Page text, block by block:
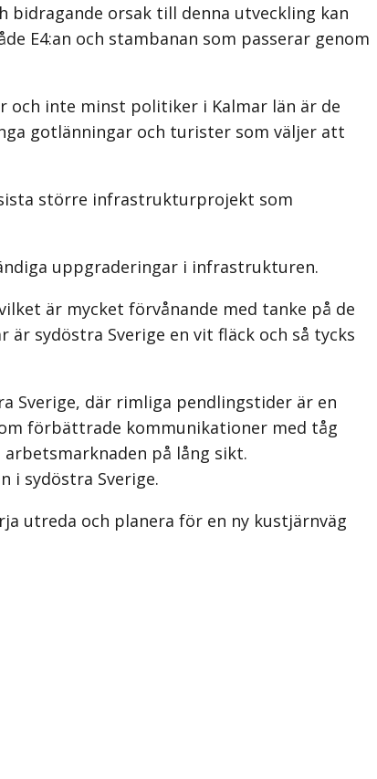
bidragande orsak till denna utveckling kan
E4:an och stambanan som passerar genom
och inte minst politiker i Kalmar län är de
gotlänningar och turister som väljer att
större infrastrukturprojekt som
uppgraderingar i infrastrukturen.
är mycket förvånande med tanke på de
sydöstra Sverige en vit fläck och så tycks
Sverige, där rimliga pendlingstider är en
förbättrade kommunikationer med tåg
på lång sikt.
i sydöstra Sverige.
utreda och planera för en ny kustjärnväg